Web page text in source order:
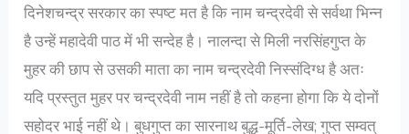
दिनेशचन्द्र सरकार का स्पष्ट मत है कि नाम चन्द्रदेवी से सर्वथा भिन्न
है उन्हें महादेवी पाठ में भी सन्देह है। नालन्दा से मिली नरसिंहगुप्त के
मुहर की छाप से उसकी माता का नाम चन्द्रदेवी निस्संदिग्ध है अतः
यदि प्रस्तुत मुहर पर चन्द्रदेवी नाम नहीं है तो कहना होगा कि ये दोनों
सहोदर भाई नहीं थे। बुधगुप्त का सारनाथ बुद्ध-मूर्ति-लेख; गुप्त सम्वत्